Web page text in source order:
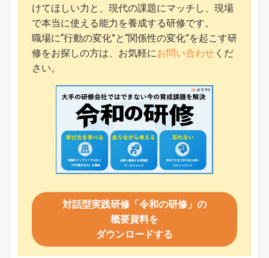
けてほしい力と、現代の課題にマッチし、現場
で本当に使える能力を養成する研修です。
職場に“行動の変化”と“関係性の変化”を起こす研
修をお探しの方は、お気軽にお問い合わせ くだ
さい。
対話型実践研修「令和の研修」の
概要資料を
ダウンロードする